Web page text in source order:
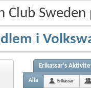
Club
i
Erikassar's
Alla Erikassar